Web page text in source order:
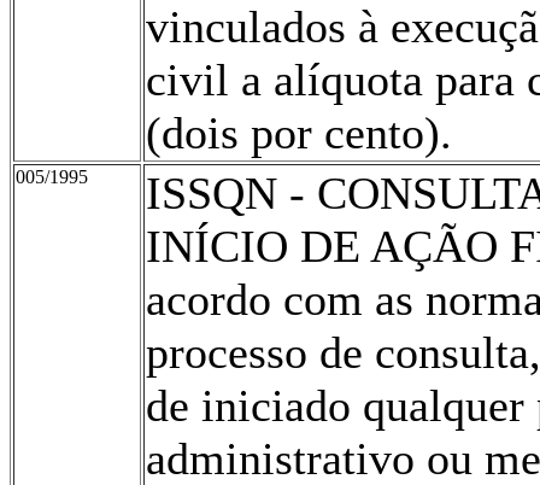
vinculados à
civil a alíquota para
(dois por cento).
005/1995
ISSQN -
INÍCIO DE AÇÃO
acordo com as
processo de
de iniciado qualquer
administrativo ou